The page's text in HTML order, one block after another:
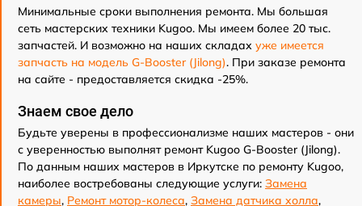
Минимальные сроки выполнения ремонта. Мы большая
сеть мастерских техники Kugoo. Мы имеем более 20 тыс.
запчастей. И возможно на наших складах уже имеется
запчасть на модель G-Booster (Jilong). При заказе ремонта
на сайте - предоставляется скидка -25%.
Знаем свое дело
Будьте уверены в профессионализме наших мастеров - они
с уверенностью выполнят ремонт Kugoo G-Booster (Jilong).
По данным наших мастеров в Иркутске по ремонту Kugoo,
наиболее востребованы следующие услуги: Замена
камеры, Ремонт мотор-колеса, Замена датчика холла,